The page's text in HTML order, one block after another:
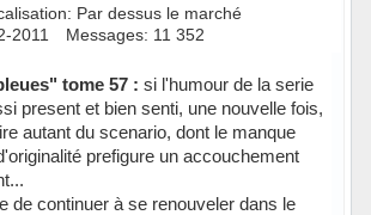
Par dessus le marché
2011
Messages: 11 352
tome 57 : si l'humour de la serie
present et bien senti, une nouvelle fois,
autant du scenario, dont le manque
prefigure un accouchement
de continuer à se renouveler dans le